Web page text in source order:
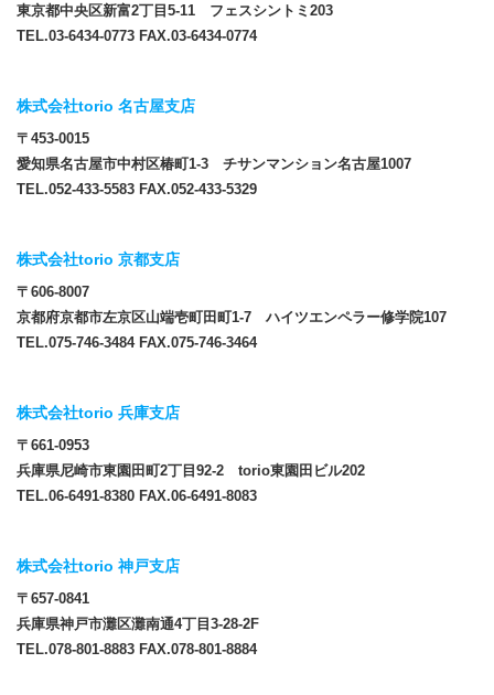
東京都中央区新富2丁目5-11 フェスシントミ203
TEL.03-6434-0773 FAX.03-6434-0774
株式会社torio 名古屋支店
〒453-0015
愛知県名古屋市中村区椿町1-3 チサンマンション名古屋1007
TEL.052-433-5583 FAX.052-433-5329
株式会社torio 京都支店
〒606-8007
京都府京都市左京区山端壱町田町1-7 ハイツエンペラー修学院107
TEL.075-746-3484 FAX.075-746-3464
株式会社torio 兵庫支店
〒661-0953
兵庫県尼崎市東園田町2丁目92-2 torio東園田ビル202
TEL.06-6491-8380 FAX.06-6491-8083
株式会社torio 神戸支店
〒657-0841
兵庫県神戸市灘区灘南通4丁目3-28-2F
TEL.078-801-8883 FAX.078-801-8884